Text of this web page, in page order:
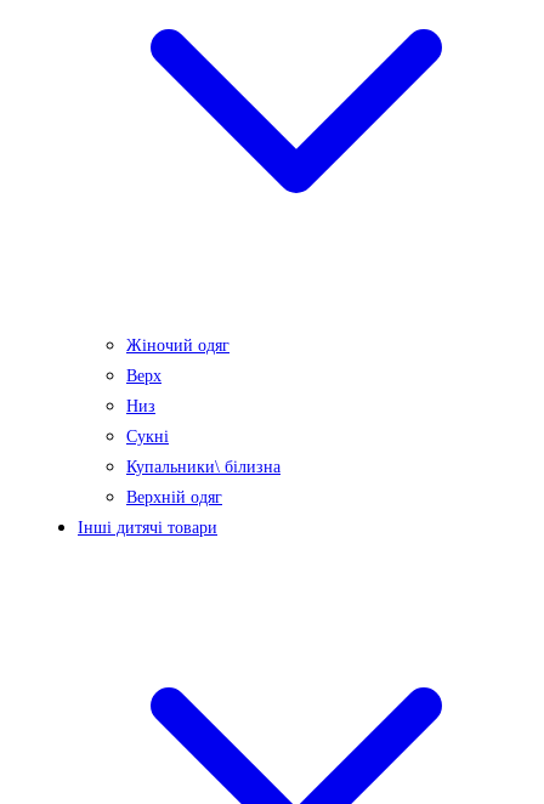
Жіночий одяг
Верх
Низ
Сукні
Купальники\ білизна
Верхній одяг
Інші дитячі товари